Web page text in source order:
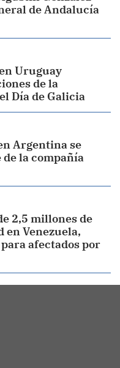
de Andalucía
Uruguay
de la
Día de Galicia
Argentina se
la compañía
2,5 millones de
en Venezuela,
afectados por